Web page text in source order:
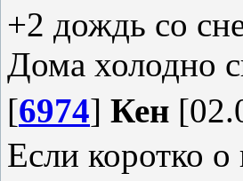
+2 дождь со
Дома холодно
[6974] Кен
Если коротко